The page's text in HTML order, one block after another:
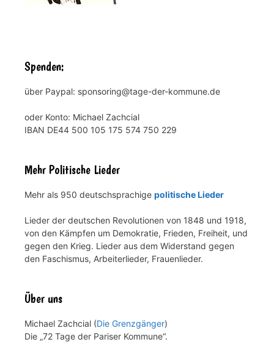
Spenden:
über Paypal: sponsoring@tage-der-kommune.de
oder Konto: Michael Zachcial
IBAN DE44 500 105 175 574 750 229
Mehr Politische Lieder
Mehr als 950 deutschsprachige politische Lieder
Lieder der deutschen Revolutionen von 1848 und 1918,
von den Kämpfen um Demokratie, Frieden, Freiheit, und
gegen den Krieg. Lieder aus dem Widerstand gegen
den Faschismus, Arbeiterlieder, Frauenlieder.
Über uns
Michael Zachcial (Die Grenzgänger)
Die „72 Tage der Pariser Kommune“.